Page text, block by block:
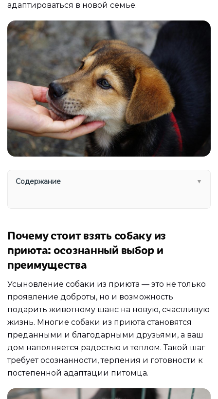
адаптироваться в новой семье.
Содержание ▼
Почему стоит взять собаку из
приюта: осознанный выбор и
преимущества
Усыновление собаки из приюта — это не только
проявление доброты, но и возможность
подарить животному шанс на новую, счастливую
жизнь. Многие собаки из приюта становятся
преданными и благодарными друзьями, а ваш
дом наполняется радостью и теплом. Такой шаг
требует осознанности, терпения и готовности к
постепенной адаптации питомца.